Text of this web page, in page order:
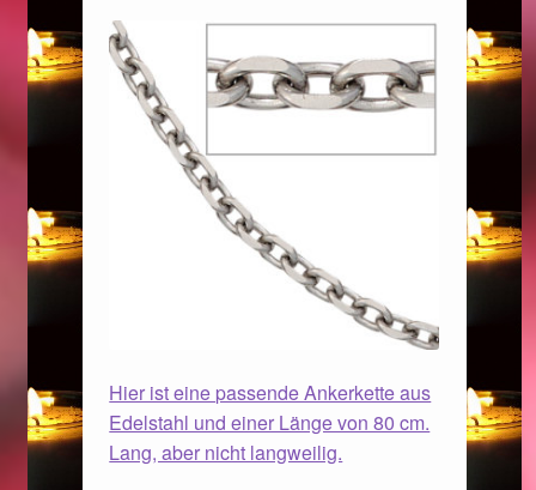
Ostergeschenke finden für Ostern 2020
Ostergeschenke finden für Ostern 2021
Ostergeschenke finden für Ostern 2022
Partner
Startseite
Hier ist eine passende Ankerkette aus
Edelstahl und einer Länge von 80 cm.
Lang, aber nicht langweilig.